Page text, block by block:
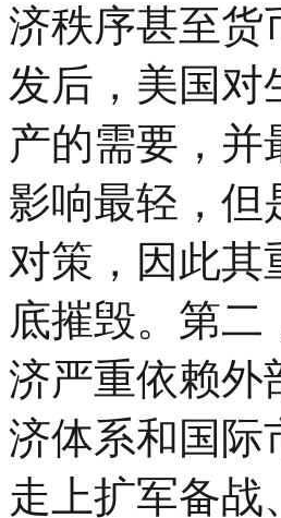
济秩序甚至货
发后，美国对
产的需要，并
影响最轻，但
对策，因此其
底摧毁。第
济严重依赖外
济体系和国际
走上扩军备战